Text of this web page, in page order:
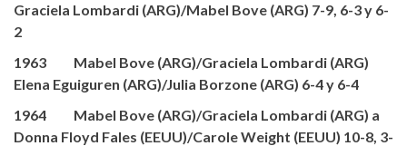
Graciela Lombardi (ARG)/Mabel Bove (ARG) 7-9, 6-3 y 6-
2
1963 Mabel Bove (ARG)/Graciela Lombardi (ARG)
Elena Eguiguren (ARG)/Julia Borzone (ARG) 6-4 y 6-4
1964 Mabel Bove (ARG)/Graciela Lombardi (ARG) a
Donna Floyd Fales (EEUU)/Carole Weight (EEUU) 10-8, 3-